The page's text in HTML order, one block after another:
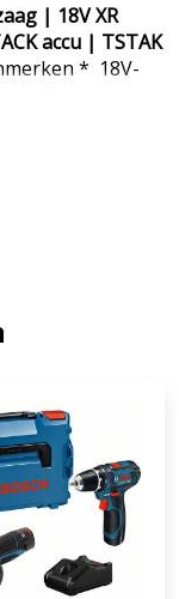
| 18V XR
accu | TSTAK
* 18V-
of FlexVolt-
voor een
kunt variëren.
*
*
18v
x DCBP518 XR
DCB116 6A XR
5054905315757